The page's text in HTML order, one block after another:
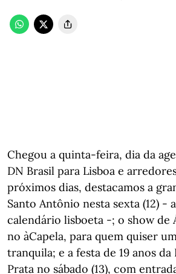
Chegou a quinta-feira, dia da
DN Brasil para Lisboa e
próximos dias, destacamos a
Santo Antônio nesta sexta (12) -
calendário lisboeta -; o show de
no àCapela, para quem quiser
tranquila; e a festa de 19 anos da
Prata no sábado (13), com